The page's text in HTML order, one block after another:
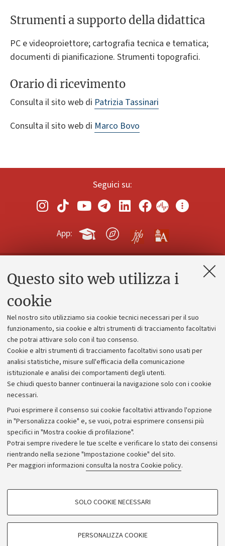
Questo sito web utilizza i
cookie
Nel nostro sito utilizziamo sia cookie tecnici necessari per il suo
funzionamento, sia cookie e altri strumenti di tracciamento facoltativi
che potrai attivare solo con il tuo consenso.
Cookie e altri strumenti di tracciamento facoltativi sono usati per
analisi statistiche, misure sull'efficacia della comunicazione
istituzionale e analisi dei comportamenti degli utenti.
Se chiudi questo banner continuerai la navigazione solo con i cookie
necessari.
Puoi esprimere il consenso sui cookie facoltativi attivando l'opzione
in "Personalizza cookie" e, se vuoi, potrai esprimere consensi più
specifici in "Mostra cookie di profilazione".
Potrai sempre rivedere le tue scelte e verificare lo stato dei consensi
rientrando nella sezione "Impostazione cookie" del sito.
Per maggiori informazioni consulta la nostra Cookie policy.
COOKIE DI PROFILAZIONE - FACOLTATIVI
SOLO COOKIE NECESSARI
PERSONALIZZA COOKIE
Strumenti a supporto della didattica
PC e videoproiettore; cartografia tecnica e tematica;
documenti di pianificazione. Strumenti topografici.
Orario di ricevimento
Consulta il sito web di Patrizia Tassinari
Consulta il sito web di Marco Bovo
Seguici su:
App:
Contatti e PEC
Alumni community
Piano strategico
Bilanci
Donazioni e 5x1000
Bandi, gare e concorsi
Albo online
Amministrazione trasparente
Atti di notifica
Informazioni sul sito e accessibilità
Dichiarazione di accessibilità
Privacy e note legali
Impostazioni Cookie